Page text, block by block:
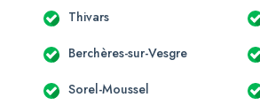
Thivars
Berchères-sur-Vesgre
Sorel-Moussel